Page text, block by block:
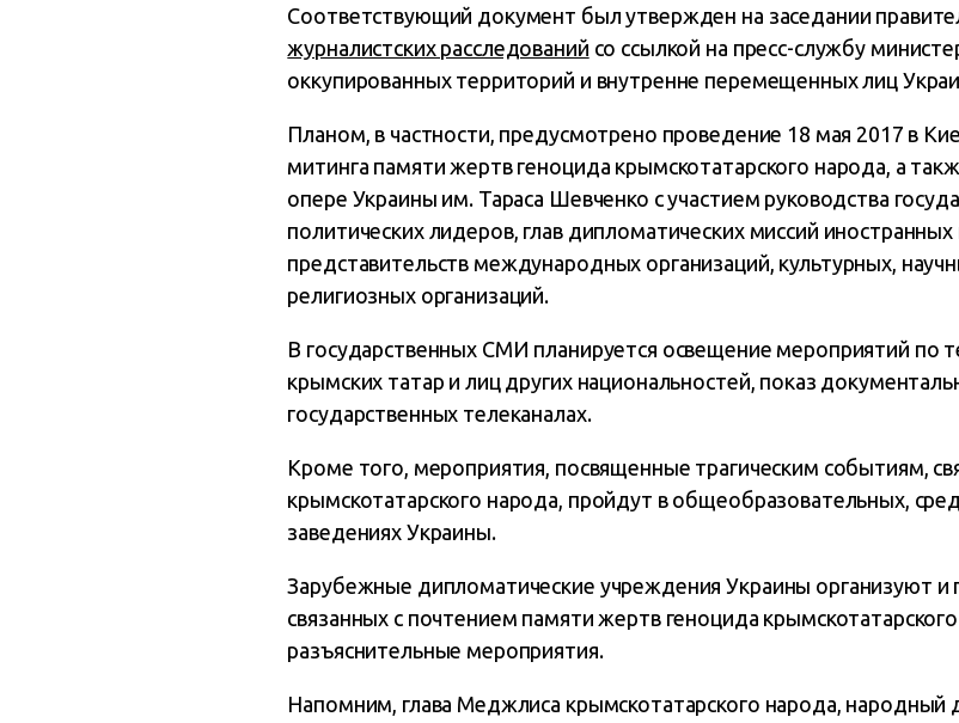
Соответствующий документ был утвержден на заседании
журналистских расследований со ссылкой на пресс-службу
оккупированных территорий и внутренне перемещенных лиц
Планом, в частности, предусмотрено проведение 18 мая 2017 в
митинга памяти жертв геноцида крымскотатарского народа, а
опере Украины им. Тараса Шевченко с участием руководства
политических лидеров, глав дипломатических миссий иностранных
представительств международных организаций, культурных,
религиозных организаций.
В государственных СМИ планируется освещение мероприятий по
крымских татар и лиц других национальностей, показ
государственных телеканалах.
Кроме того, мероприятия, посвященные трагическим событиям,
крымскотатарского народа, пройдут в общеобразовательных,
заведениях Украины.
Зарубежные дипломатические учреждения Украины организуют
связанных с почтением памяти жертв геноцида
разъяснительные мероприятия.
Напомним, глава Меджлиса крымскотатарского народа, народный